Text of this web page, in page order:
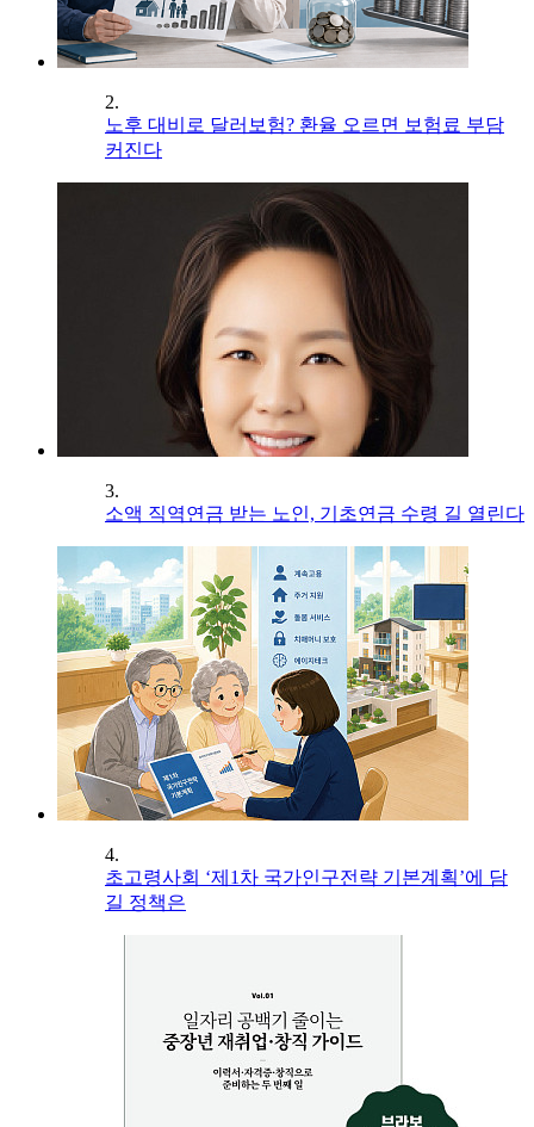
2.
노후 대비로 달러보험? 환율 오르면 보험료 부담
커진다
3.
소액 직역연금 받는 노인, 기초연금 수령 길 열린다
4.
초고령사회 ‘제1차 국가인구전략 기본계획’에 담
길 정책은